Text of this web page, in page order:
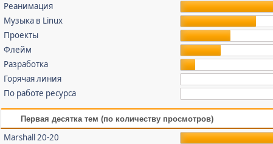
Реанимация
Музыка в Linux
Проекты
Флейм
Разработка
Горячая линия
По работе ресурса
Первая десятка тем (по количеству просмотров)
Marshall 20-20